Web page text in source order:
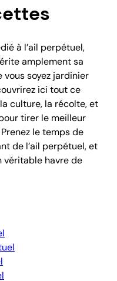
à l’ail perpétuel,
amplement sa
vous soyez jardinier
ici tout ce
culture, la récolte, et
tirer le meilleur
le temps de
de l’ail perpétuel, et
véritable havre de